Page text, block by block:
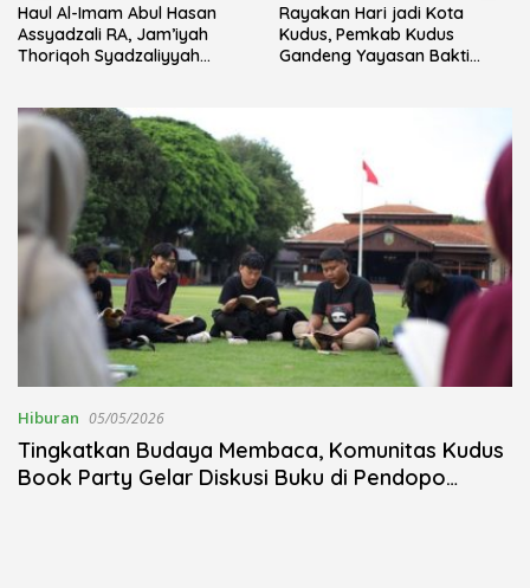
Haul Al-Imam Abul Hasan
Assyadzali RA, Jam’iyah
Thoriqoh Syadzaliyyah
Rayakan Hari jadi Kota
Kudus, Pemkab Kudus
Gandeng Yayasan Bakti
Hiburan 05/05/2026
Tingkatkan Budaya Membaca, Komunitas Kudus
Book Party Gelar Diskusi Buku di Pendopo